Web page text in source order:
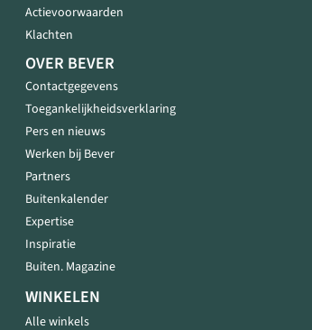
Actievoorwaarden
Klachten
OVER BEVER
Contactgegevens
Toegankelijkheidsverklaring
Pers en nieuws
Werken bij Bever
Partners
Buitenkalender
Expertise
Inspiratie
Buiten. Magazine
WINKELEN
Alle winkels